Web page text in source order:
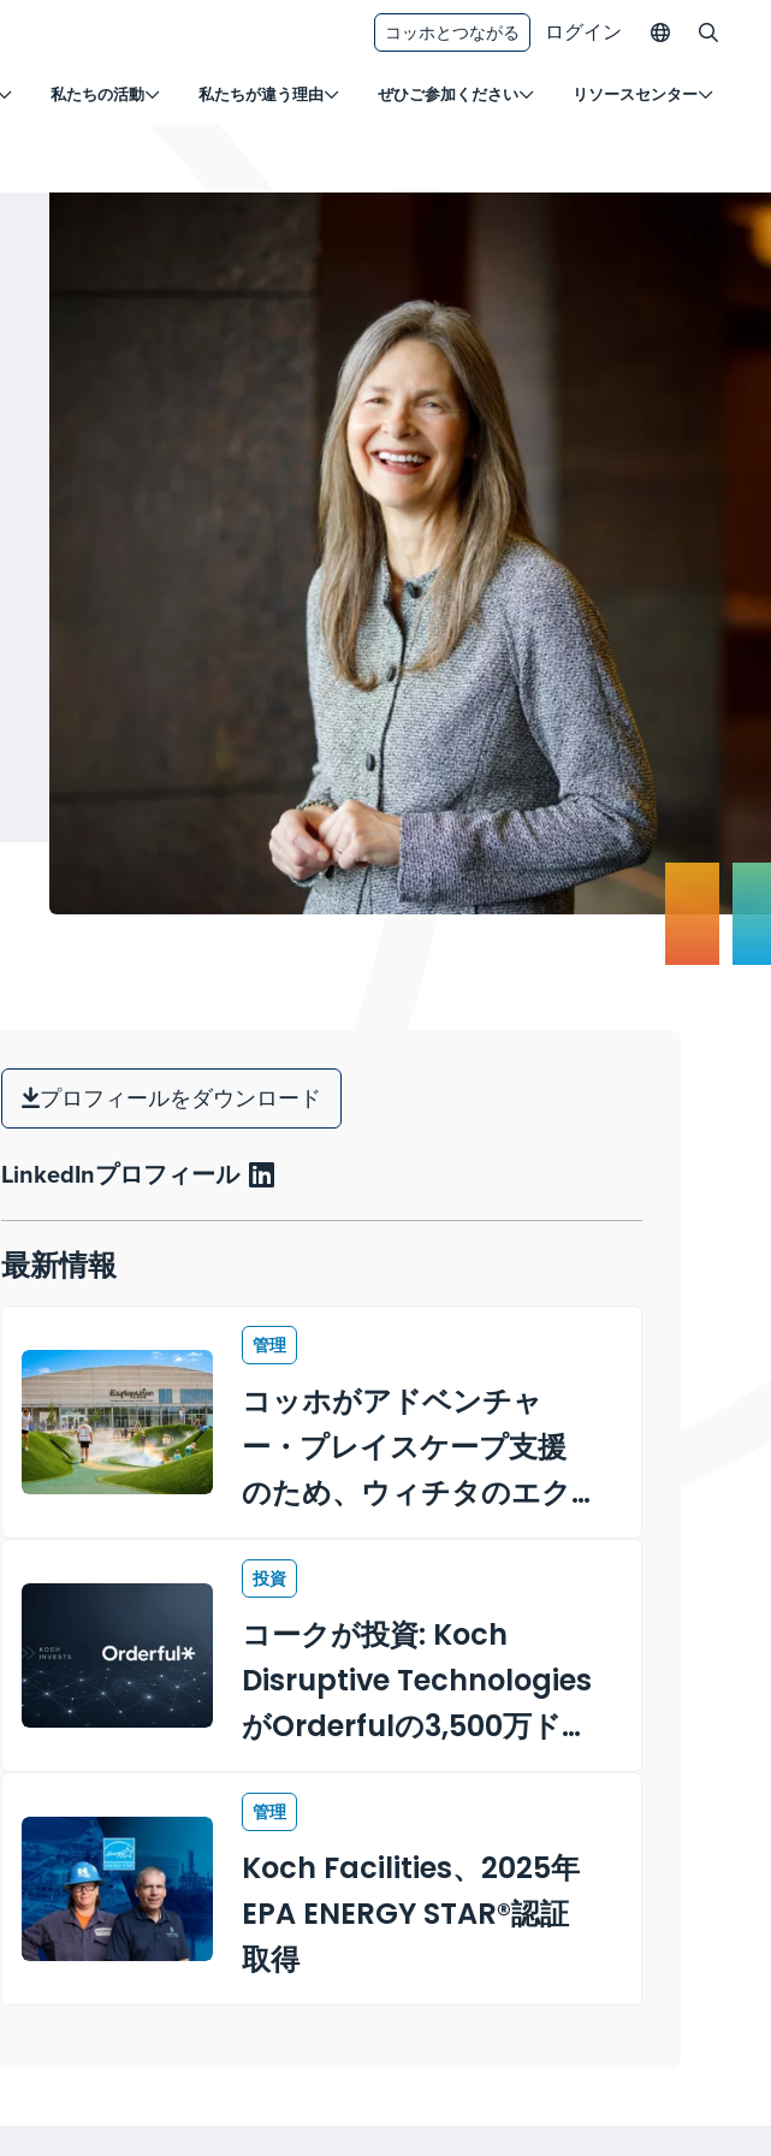
私たちの活動 私たちが違う理由 ぜひご参加ください リソースセンター
コッホとつながる ログイン
プロフィールをダウンロード
LinkedInプロフィール
最新情報
管理
コッホがアドベンチャ
ー・プレイスケープ支援
のため、ウィチタのエク
イスプーに100万ドルを寄
付
投資
コークが投資: Koch
Disruptive Technologies
がOrderfulの3,500万ドル
ード
管理
Koch Facilities、2025年
EPA ENERGY STAR®認証
取得